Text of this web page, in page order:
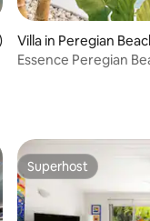
beoordeling van 4,9
Villa in Peregian
Essence Peregian
Superhost
Superhost